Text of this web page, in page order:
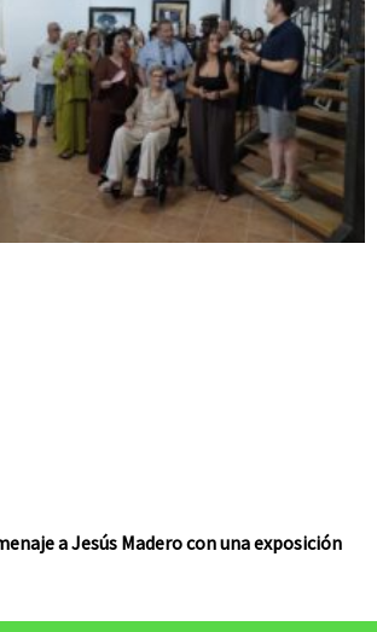
a Jesús Madero con una exposición